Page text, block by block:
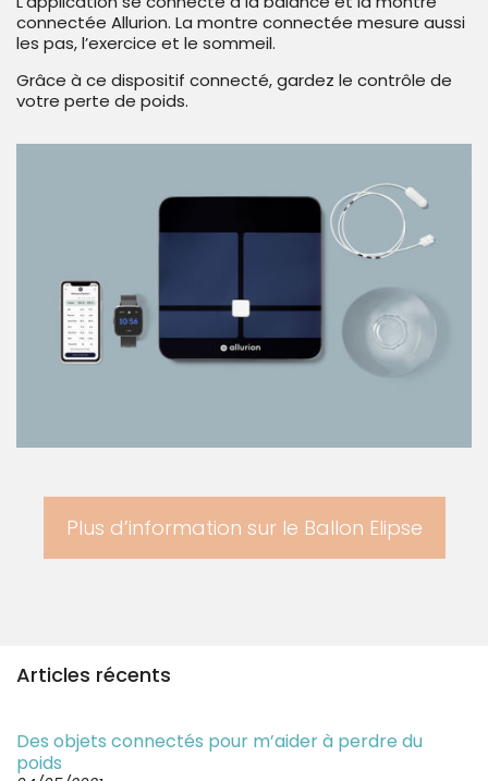
connectée Allurion. La montre connectée mesure aussi
les pas, l’exercice et le sommeil.
Grâce à ce dispositif connecté, gardez le contrôle de
votre perte de poids.
Plus d’information sur le Ballon Elipse
Articles récents
Des objets connectés pour m’aider à perdre du
poids